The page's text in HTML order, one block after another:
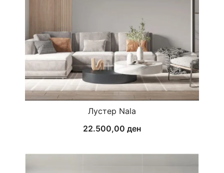
Лустер Nala
22.500,00 ден